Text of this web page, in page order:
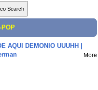
POP
AQUI DEMONIO UUUHH |
More